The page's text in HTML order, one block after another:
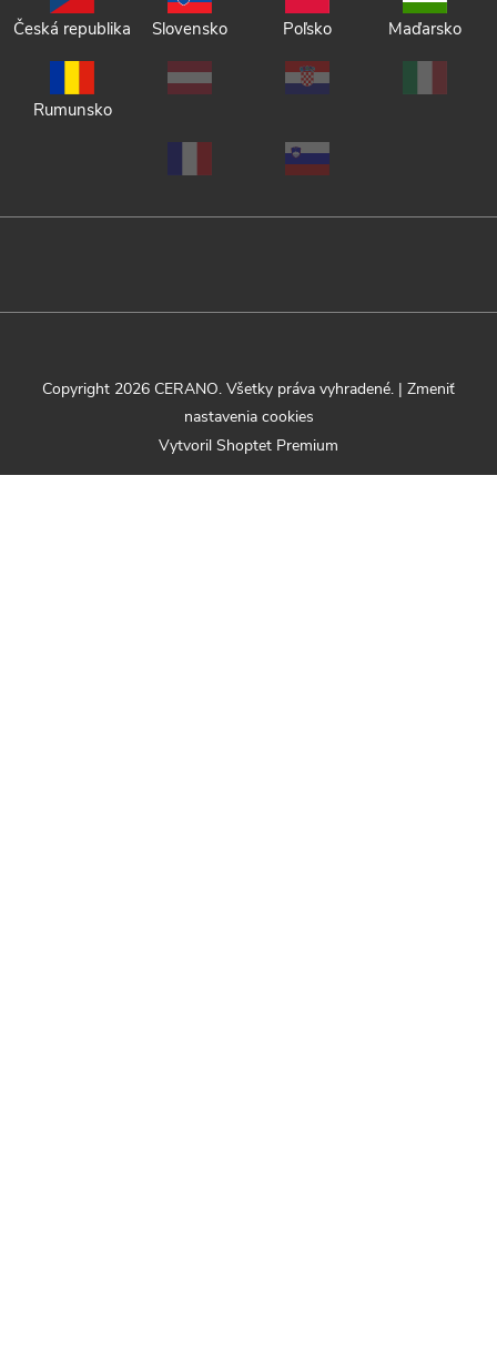
Česká republika Slovensko Poľsko Maďarsko
Rumunsko
Vytvoril Shoptet Premium
Copyright 2026 CERANO. Všetky práva vyhradené. | Zmeniť
nastavenia cookies